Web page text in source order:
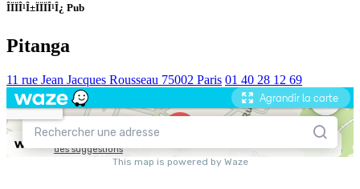
ÎÏÏÎ¹Î±ÏÏÏÎ¹Î¿ Pub
Pitanga
11 rue Jean Jacques Rousseau 75002 Paris 01 40 28 12 69